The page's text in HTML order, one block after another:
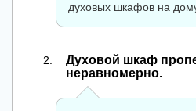
духовых шкафов на
Духовой шкаф
неравномерно.